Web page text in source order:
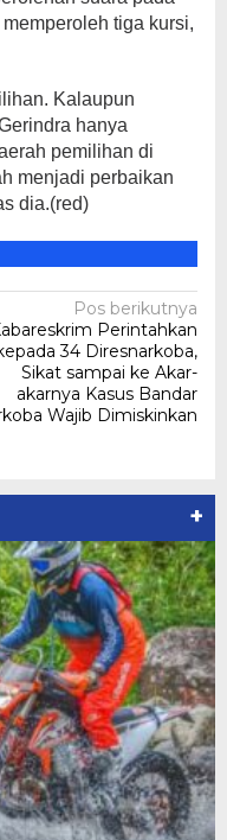
tiga kursi,
Kalaupun
hanya
pemilihan di
menjadi perbaikan
dia.(red)
Pos berikutnya
Perintahkan
34 Diresnarkoba,
Sikat sampai ke Akar-
akarnya Kasus Bandar
Wajib Dimiskinkan
+